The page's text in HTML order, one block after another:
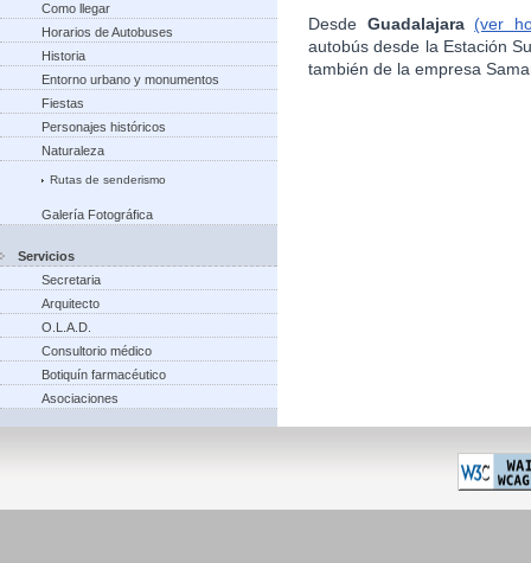
Como llegar
Horarios de Autobuses
Historia
Entorno urbano y monumentos
Fiestas
Personajes históricos
Naturaleza
Rutas de senderismo
Galería Fotográfica
Servicios
Secretaria
Arquitecto
O.L.A.D.
Consultorio médico
Botiquín farmacéutico
Asociaciones
Desde Guadalajara (ver
autobús desde la Estación
también de la empresa